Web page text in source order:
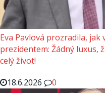
Eva Pavlová prozradila,
prezidentem: Žádný luxus,
celý život!
18.6.2026
0